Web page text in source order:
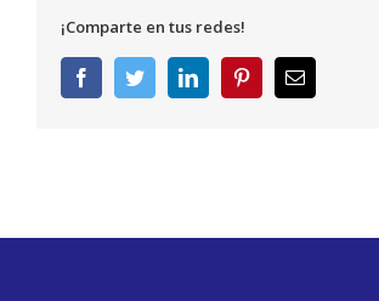
¡Comparte en tus redes!
FacebookTwitterLinkedInPinterestCorreo
electrónico